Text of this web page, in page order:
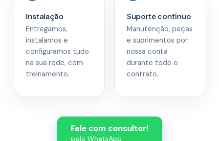
Instalação
Entregamos,
instalamos e
configuramos tudo
na sua rede, com
treinamento.
Suporte contínuo
Manutenção, peças
e suprimentos por
nossa conta
durante todo o
contrato.
Fale com consultor!
pelo WhatsApp